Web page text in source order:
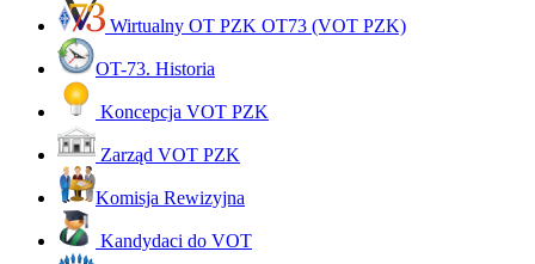
Wirtualny OT PZK OT73 (VOT PZK)
OT-73. Historia
Koncepcja VOT PZK
Zarząd VOT PZK
Komisja Rewizyjna
Kandydaci do VOT